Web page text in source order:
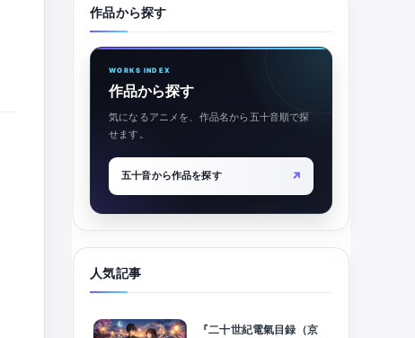
作品から探す
WORKS INDEX
作品から探す
気になるアニメを、作品名から五十音順で探
せます。
五十音から作品を探す ↗
人気記事
『二十世紀電氣目録（京